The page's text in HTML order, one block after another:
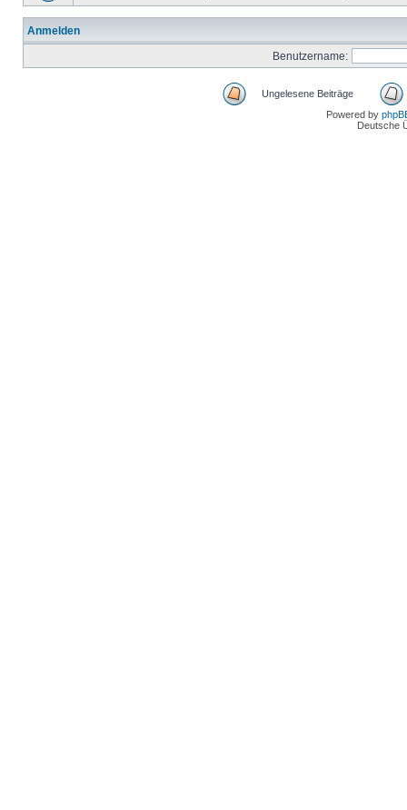
Anmelden
Benutzername:
Ungelesene Beiträge
Powered by
Deutsche